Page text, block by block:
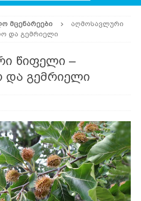
ᲛᲪᲔᲜᲐᲠᲔᲔᲑᲘ
აღმოსავლური
და გემრიელი
წიფელი –
და გემრიელი